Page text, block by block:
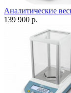
Аналитические
139 900 р.